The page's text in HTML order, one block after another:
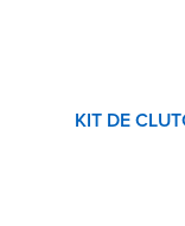
KIT DE